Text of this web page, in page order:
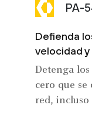
PA-
Defienda
velocidad
Detenga
cero que
red,